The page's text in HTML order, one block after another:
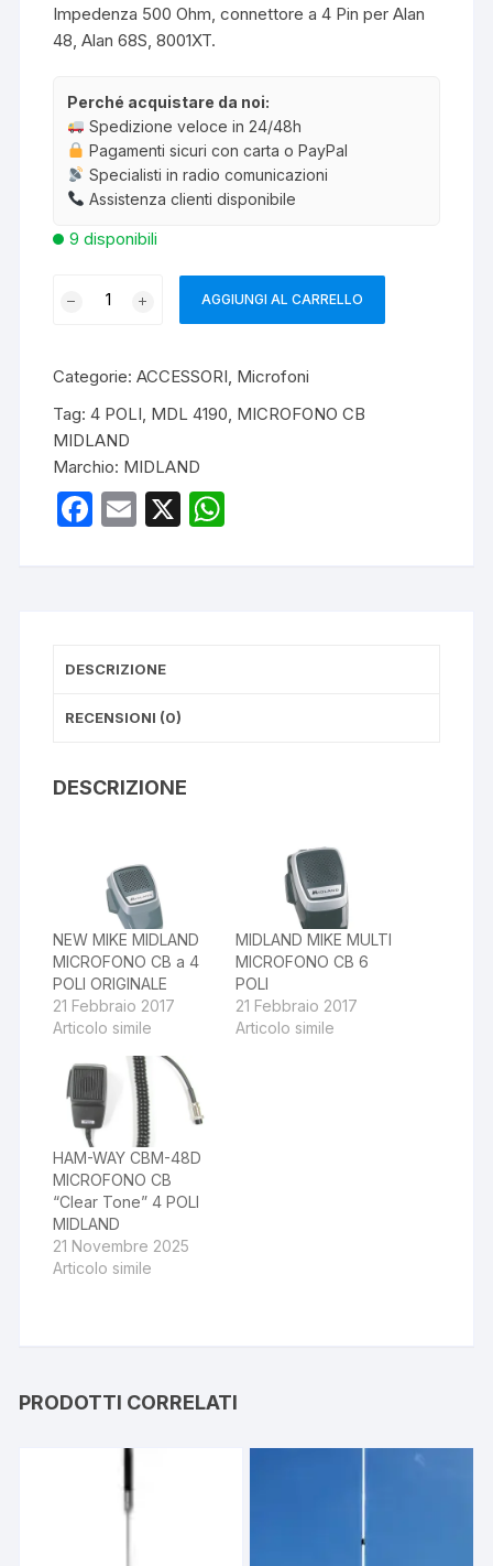
Impedenza 500 Ohm, connettore a 4 Pin per Alan
48, Alan 68S, 8001XT.
Perché acquistare da noi:
Spedizione veloce in 24/48h
Pagamenti sicuri con carta o PayPal
Specialisti in radio comunicazioni
Assistenza clienti disponibile
9 disponibili
MDL4190- MICROFONO
POLI
quantità
AGGIUNGI AL CARRELLO
Categorie:ACCESSORI Microfoni
Tag:4 POLI MDL 4190 MICROFONO CB
MIDLAND
Marchio: MIDLAND
F
o
o
E
X
DESCRIZIONE
RECENSIONI (0)
DESCRIZIONE
NEW MIKE MIDLAND
MICROFONO CB a 4
POLI ORIGINALE
21 Febbraio 2017
Articolo simile
MIDLAND MIKE MULTI
MICROFONO CB 6
POLI
21 Febbraio 2017
Articolo simile
HAM-WAY CBM-48D
MICROFONO CB
“Clear Tone” 4 POLI
MIDLAND
21 Novembre 2025
Articolo simile
PRODOTTI CORRELATI